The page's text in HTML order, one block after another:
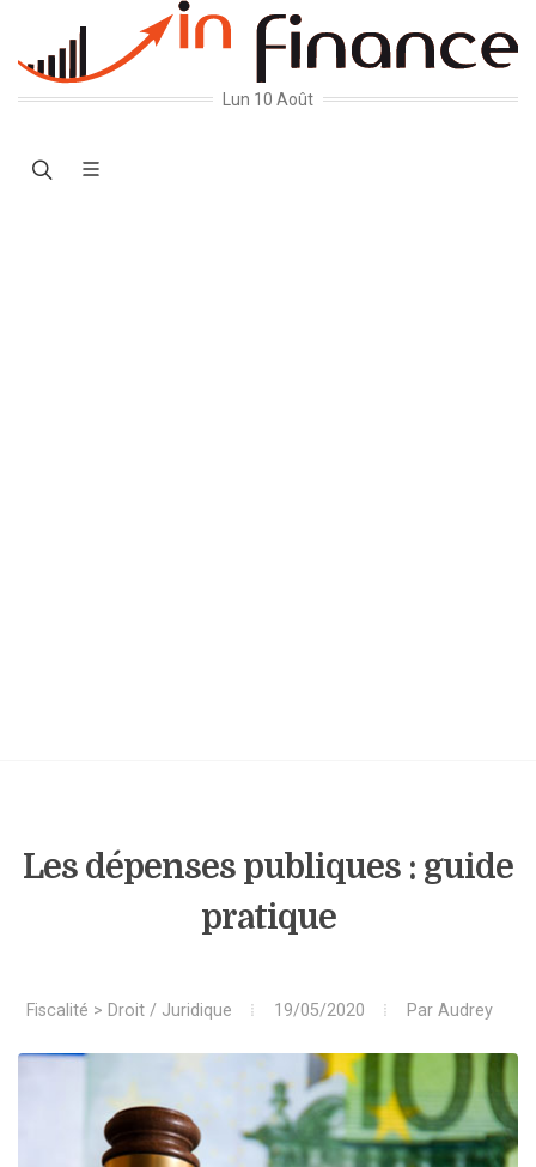
Lun 10 Août
Les dépenses publiques : guide
pratique
Fiscalité > Droit / Juridique 19/05/2020 Par Audrey